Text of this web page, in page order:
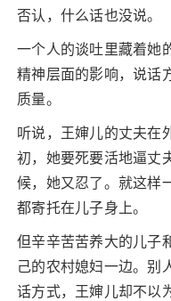
否认，什么话也没说。
一个人的谈吐里藏着她
精神层面的影响，说话
质量。
听说，王婶儿的丈夫在
初，她要死要活地逼丈
候，她又忍了。就这样
都寄托在儿子身上。
但辛辛苦苦养大的儿子
己的农村媳妇一边。别
话方式，王婶儿却不以